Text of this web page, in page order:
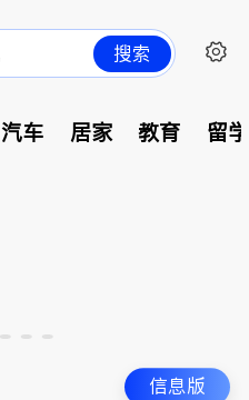
搜索
汽车 居家 教育 留
信息版